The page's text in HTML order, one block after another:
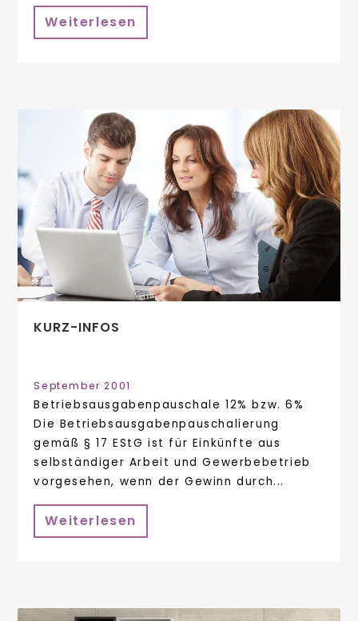
Weiterlesen
KURZ-INFOS
September 2001
Betriebsausgabenpauschale 12% bzw. 6%
Die Betriebsausgabenpauschalierung
gemäß § 17 EStG ist für Einkünfte aus
selbständiger Arbeit und Gewerbebetrieb
vorgesehen, wenn der Gewinn durch...
Weiterlesen